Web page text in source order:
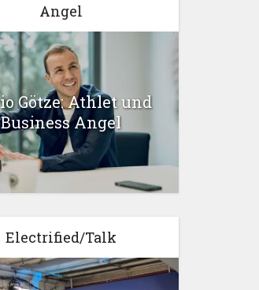
Angel
Götze: Athlet und
Business Angel
Electrified/Talk